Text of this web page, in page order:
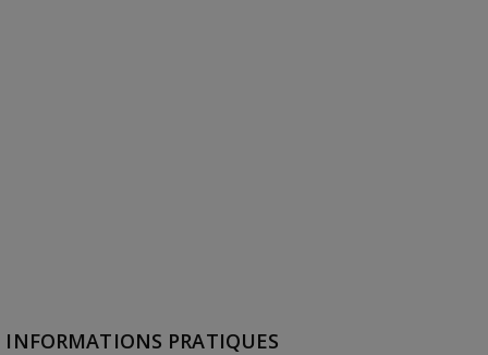
INFORMATIONS PRATIQUES